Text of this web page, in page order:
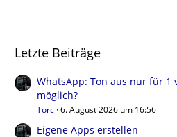
Letzte Beiträge
WhatsApp: Ton aus nur für 1
möglich?
Torc 6. August 2026 um 16:56
Eigene Apps erstellen